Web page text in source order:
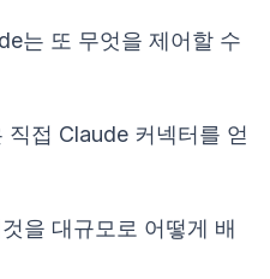
는 또 무엇을 제어할 수
접 Claude 커넥터를 얻
을 대규모로 어떻게 배